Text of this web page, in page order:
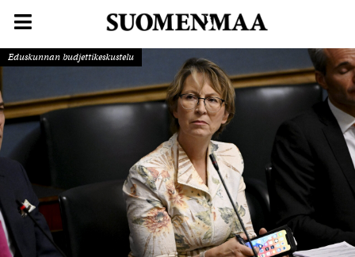
Eduskunnan budjettikeskustelu